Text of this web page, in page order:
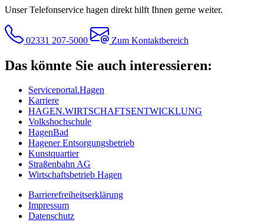
Unser Telefonservice hagen direkt hilft Ihnen gerne weiter.
02331 207-5000 Zum Kontaktbereich
Das könnte Sie auch interessieren:
Serviceportal.Hagen
Karriere
HAGEN.WIRTSCHAFTSENTWICKLUNG
Volkshochschule
HagenBad
Hagener Entsorgungsbetrieb
Kunstquartier
Straßenbahn AG
Wirtschaftsbetrieb Hagen
Barrierefreiheitserklärung
Impressum
Datenschutz